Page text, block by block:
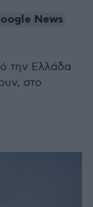
News
την Ελλάδα
στο